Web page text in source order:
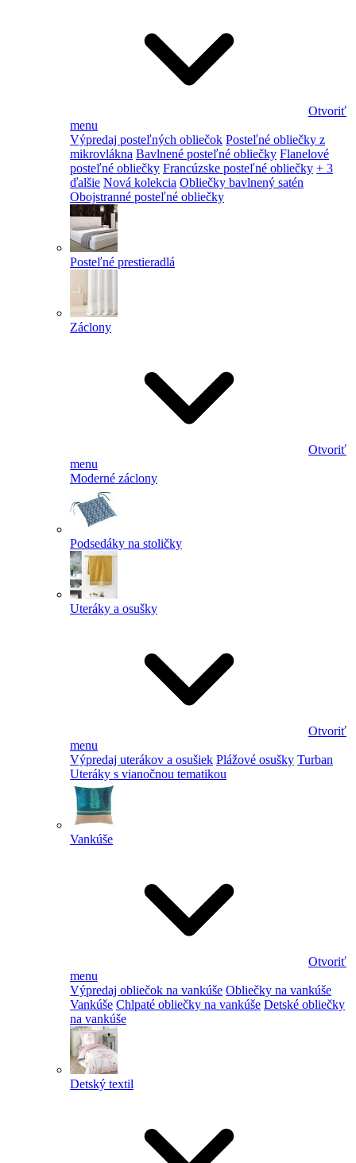
Otvoriť
menu
Výpredaj posteľných obliečok Posteľné obliečky z
mikrovlákna Bavlnené posteľné obliečky Flanelové
posteľné obliečky Francúzske posteľné obliečky + 3
ďalšie Nová kolekcia Obliečky bavlnený satén
Obojstranné posteľné obliečky
Posteľné prestieradlá
Záclony
Otvoriť
menu
Moderné záclony
Podsedáky na stoličky
Uteráky a osušky
Otvoriť
menu
Výpredaj uterákov a osušiek Plážové osušky Turban
Uteráky s vianočnou tematikou
Vankúše
Otvoriť
menu
Výpredaj obliečok na vankúše Obliečky na vankúše
Vankúše Chlpaté obliečky na vankúše Detské obliečky
na vankúše
Detský textil